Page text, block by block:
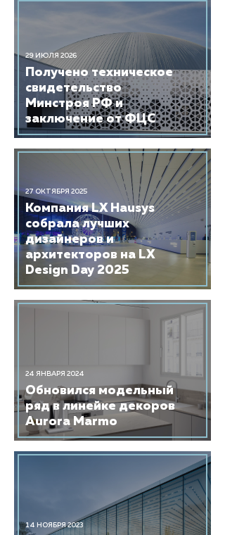
29 ИЮЛЯ 2026
Получено техническое
свидетельство
Минстроя РФ и
заключение от ФЦС
27 ОКТЯБРЯ 2025
Компания LX Hausys
собрала лучших
дизайнеров и
архитекторов на LX
Design Day 2025
24 ЯНВАРЯ 2024
Обновился модельный
ряд в линейке декоров
Aurora Marmo
14 НОЯБРЯ 2023